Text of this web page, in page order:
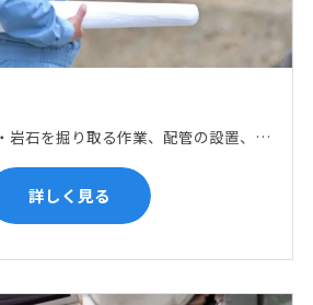
掘削と呼ばれる土砂・岩石を掘り取る作業、配管の設置、埋戻しの順に手作業と機械作業の併用をして行います。また、作業に使用する管材料の運搬作業も、機械と手作業にて行っています。
詳しく見る